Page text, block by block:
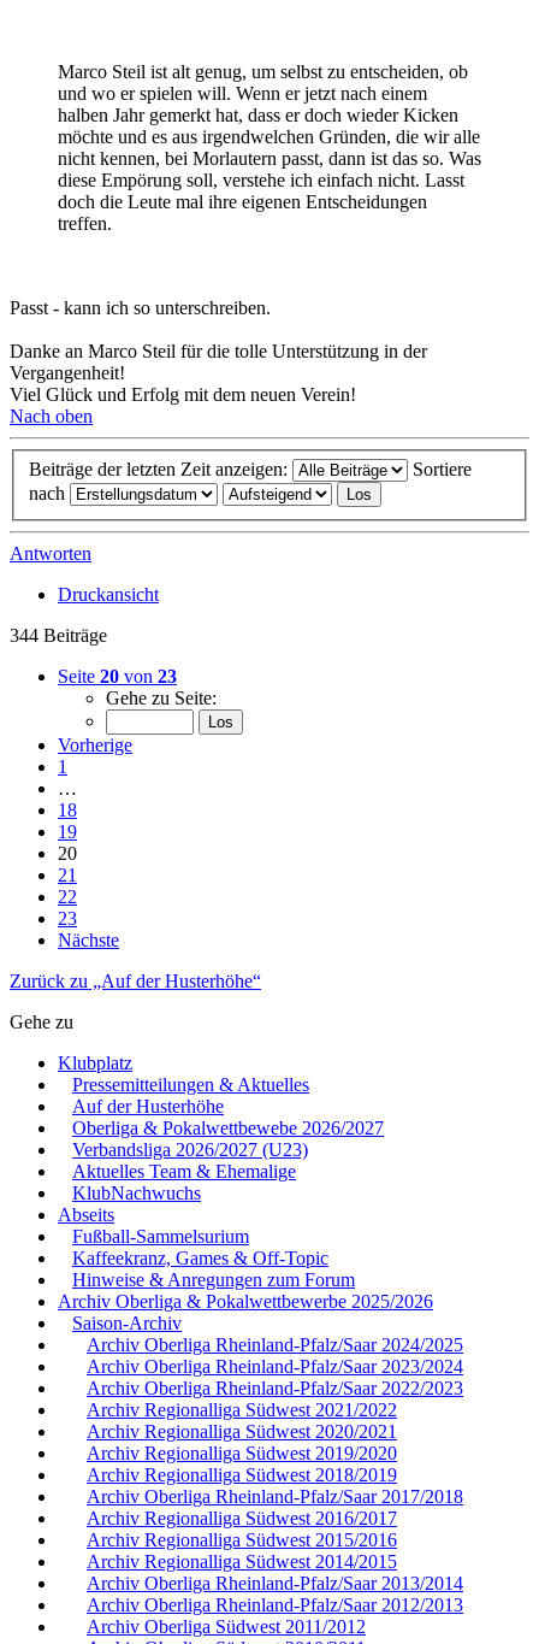
Marco Steil ist alt genug, um selbst zu entscheiden, ob
und wo er spielen will. Wenn er jetzt nach einem
halben Jahr gemerkt hat, dass er doch wieder Kicken
möchte und es aus irgendwelchen Gründen, die wir alle
nicht kennen, bei Morlautern passt, dann ist das so. Was
diese Empörung soll, verstehe ich einfach nicht. Lasst
doch die Leute mal ihre eigenen Entscheidungen
treffen.
Passt - kann ich so unterschreiben.
Danke an Marco Steil für die tolle Unterstützung in der
Vergangenheit!
Viel Glück und Erfolg mit dem neuen Verein!
Nach oben
Beiträge der letzten Zeit anzeigen:
Sortiere
nach
Antworten
Druckansicht
344 Beiträge
Seite 20 von 23
Gehe zu Seite:
Vorherige
1
…
18
19
20
21
22
23
Nächste
Zurück zu „Auf der Husterhöhe“
Gehe zu
Klubplatz
Pressemitteilungen & Aktuelles
Auf der Husterhöhe
Oberliga & Pokalwettbewebe 2026/2027
Verbandsliga 2026/2027 (U23)
Aktuelles Team & Ehemalige
KlubNachwuchs
Abseits
Fußball-Sammelsurium
Kaffeekranz, Games & Off-Topic
Hinweise & Anregungen zum Forum
Archiv Oberliga & Pokalwettbewerbe 2025/2026
Saison-Archiv
Archiv Oberliga Rheinland-Pfalz/Saar 2024/2025
Archiv Oberliga Rheinland-Pfalz/Saar 2023/2024
Archiv Oberliga Rheinland-Pfalz/Saar 2022/2023
Archiv Regionalliga Südwest 2021/2022
Archiv Regionalliga Südwest 2020/2021
Archiv Regionalliga Südwest 2019/2020
Archiv Regionalliga Südwest 2018/2019
Archiv Oberliga Rheinland-Pfalz/Saar 2017/2018
Archiv Regionalliga Südwest 2016/2017
Archiv Regionalliga Südwest 2015/2016
Archiv Regionalliga Südwest 2014/2015
Archiv Oberliga Rheinland-Pfalz/Saar 2013/2014
Archiv Oberliga Rheinland-Pfalz/Saar 2012/2013
Archiv Oberliga Südwest 2011/2012